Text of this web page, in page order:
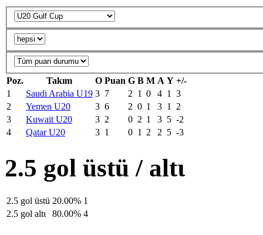
Poz. Takım O Puan G B M A Y +/-
1
Saudi Arabia U19 3 7 2 1 0 4 1 3
2
Yemen U20 3 6 2 0 1 3 1 2
3
Kuwait U20 3 2 0 2 1 3 5 -2
4
Qatar U20 3 1 0 1 2 2 5 -3
2.5 gol üstü / altι
2.5 gol üstü 20.00% 1
2.5 gol altι
80.00% 4